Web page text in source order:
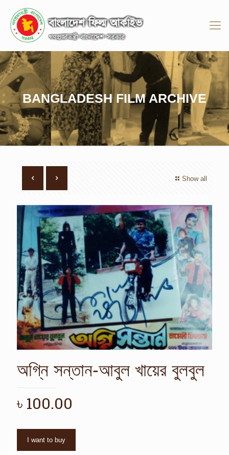
BANGLADESH FILM ARCHIVE
Show all
অগ্নি সন্তান-আবুল খায়ের বুলবুল
৳ 100.00
I want to buy